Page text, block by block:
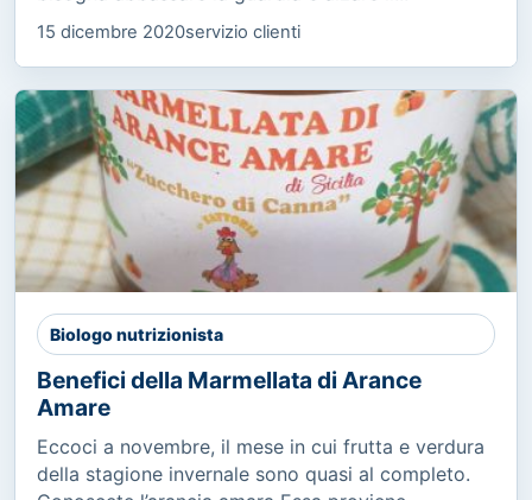
15 dicembre 2020servizio clienti
Biologo nutrizionista
Benefici della Marmellata di Arance
Amare
Eccoci a novembre, il mese in cui frutta e verdura
della stagione invernale sono quasi al completo.